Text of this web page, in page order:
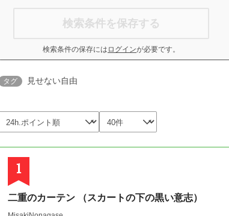
検索条件を保存する
検索条件の保存には ログインが必要です。
タグ 見せない自由
1
二重のカーテン （スカートの下の黒い意志）